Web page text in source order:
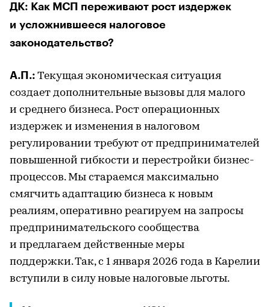
ДК: Как МСП переживают рост издержек
и усложнившееся налоговое
законодательство?
А.П.: Текущая экономическая ситуация
создает дополнительные вызовы для малого
и среднего бизнеса. Рост операционных
издержек и изменения в налоговом
регулировании требуют от предпринимателей
повышенной гибкости и перестройки бизнес-
процессов. Мы стараемся максимально
смягчить адаптацию бизнеса к новым
реалиям, оперативно реагируем на запросы
предпринимательского сообщества
и предлагаем действенные меры
поддержки. Так, с 1 января 2026 года в Карелии
вступили в силу новые налоговые льготы.